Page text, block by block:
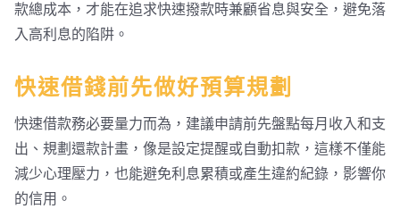
款總成本，才能在追求快速撥款時兼顧省息與安全，避免落
入高利息的陷阱。
快速借錢前先做好預算規劃
快速借款務必要量力而為，建議申請前先盤點每月收入和支
出、規劃還款計畫，像是設定提醒或自動扣款，這樣不僅能
減少心理壓力，也能避免利息累積或產生違約紀錄，影響你
的信用。